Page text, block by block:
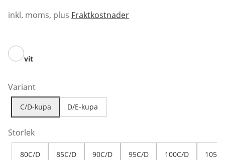
inkl. moms, plus Fraktkostnader
vit
Variant
C/D-kupa D/E-kupa
Storlek
80C/D 85C/D 90C/D 95C/D 100C/D